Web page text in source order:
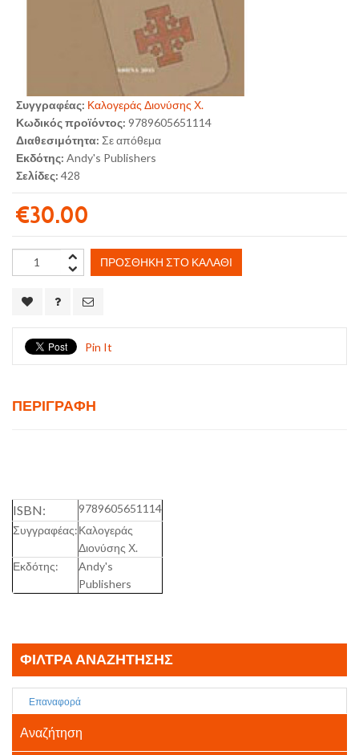
Συγγραφέας: Καλογεράς Διονύσης Χ.
Κωδικός προϊόντος: 9789605651114
Διαθεσιμότητα: Σε απόθεμα
Εκδότης: Andy's Publishers
Σελίδες: 428
€30.00
ΠΡΟΣΘΉΚΗ ΣΤΟ ΚΑΛΆΘΙ
Pin It
ΠΕΡΙΓΡΑΦΉ
ISBN:
9789605651114
Συγγραφέας:Καλογεράς
Διονύσης Χ.
Εκδότης:
Andy's
Publishers
ΦΊΛΤΡΑ ΑΝΑΖΉΤΗΣΗΣ
Επαναφορά
Αναζήτηση